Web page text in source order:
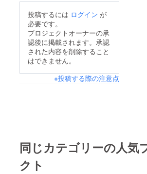
投稿するには ログイン が
必要です。
プロジェクトオーナーの承
認後に掲載されます。承認
された内容を削除すること
はできません。
※投稿する際の注意点
同じカテゴリーの人気
クト